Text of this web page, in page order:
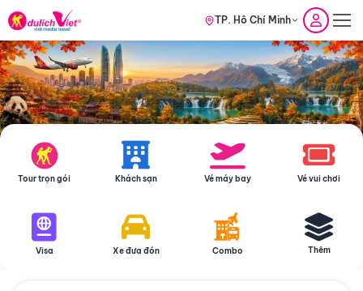
TP. Hồ Chí Minh
Tour trọn gói Khách sạn Vé máy bay Vé vui chơi
Visa Xe đưa đón Combo Thêm